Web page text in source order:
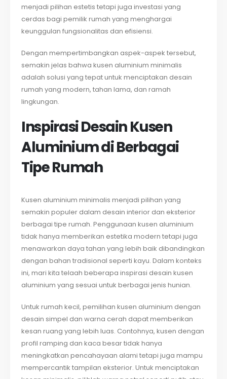
menjadi pilihan estetis tetapi juga investasi yang
cerdas bagi pemilik rumah yang menghargai
keunggulan fungsionalitas dan efisiensi.
Dengan mempertimbangkan aspek-aspek tersebut,
semakin jelas bahwa kusen aluminium minimalis
adalah solusi yang tepat untuk menciptakan desain
rumah yang modern, tahan lama, dan ramah
lingkungan.
Inspirasi Desain Kusen
Aluminium di Berbagai
Tipe Rumah
Kusen aluminium minimalis menjadi pilihan yang
semakin populer dalam desain interior dan eksterior
berbagai tipe rumah. Penggunaan kusen aluminium
tidak hanya memberikan estetika modern tetapi juga
menawarkan daya tahan yang lebih baik dibandingkan
dengan bahan tradisional seperti kayu. Dalam konteks
ini, mari kita telaah beberapa inspirasi desain kusen
aluminium yang sesuai untuk berbagai jenis hunian.
Untuk rumah kecil, pemilihan kusen aluminium dengan
desain simpel dan warna cerah dapat memberikan
kesan ruang yang lebih luas. Contohnya, kusen dengan
profil ramping dan kaca besar tidak hanya
meningkatkan pencahayaan alami tetapi juga mampu
mempercantik tampilan eksterior. Untuk menciptakan